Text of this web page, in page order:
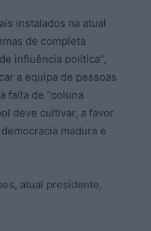
instalados na atual
de completa
influência política”,
a equipa de pessoas
falta de “coluna
deve cultivar, a favor
madura e
atual presidente,